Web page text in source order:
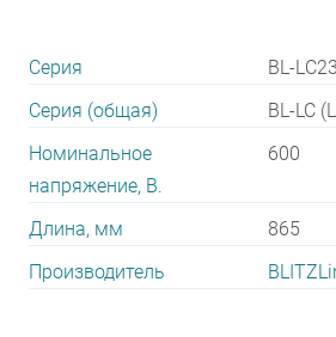
Серия
BL-
Серия (общая)
BL-LC
Номинальное
напряжение, В.
600
Длина, мм
865
Производитель